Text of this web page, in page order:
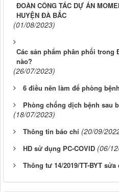
ĐOÀN CÔNG TÁC DỰ ÁN
HUYỆN ĐÀ BẮC
(01/08/2023)
Các sản phẩm phân phối trong
nào?
(26/07/2023)
6 điều nên làm để phòng
Phòng chống dịch bệnh sau
(18/07/2023)
Thông tin báo chí (20/09/
HD sử dụng PC-COVID (06/
Thông tư 14/2019/TT-BYT sửa